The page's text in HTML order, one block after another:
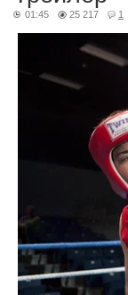
01:45 25 217 1